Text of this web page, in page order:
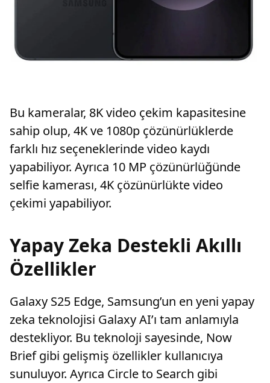
Bu kameralar, 8K video çekim kapasitesine
sahip olup, 4K ve 1080p çözünürlüklerde
farklı hız seçeneklerinde video kaydı
yapabiliyor. Ayrıca 10 MP çözünürlüğünde
selfie kamerası, 4K çözünürlükte video
çekimi yapabiliyor.
Yapay Zeka Destekli Akıllı
Özellikler
Galaxy S25 Edge, Samsung’un en yeni yapay
zeka teknolojisi Galaxy AI’ı tam anlamıyla
destekliyor. Bu teknoloji sayesinde, Now
Brief gibi gelişmiş özellikler kullanıcıya
sunuluyor. Ayrıca Circle to Search gibi